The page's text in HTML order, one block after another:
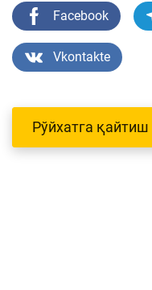
Facebook
Vkontakte
Рўйхатга қайтиш